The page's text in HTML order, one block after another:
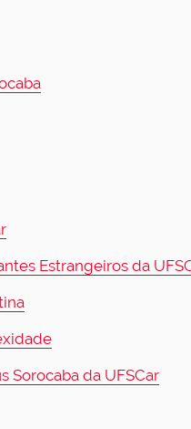
Estrangeiros da
Sorocaba da UFSCar